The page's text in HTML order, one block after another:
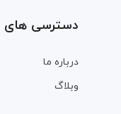
دسترسی های
درباره ما
وبلاگ